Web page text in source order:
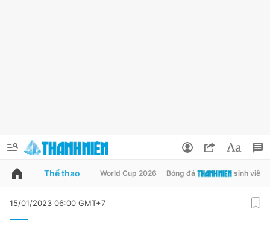
QUẢNG CÁO ĐẶT BÁO
Thể thao World Cup 2026 Bóng đá sinh viên
15/01/2023 06:00 GMT+7